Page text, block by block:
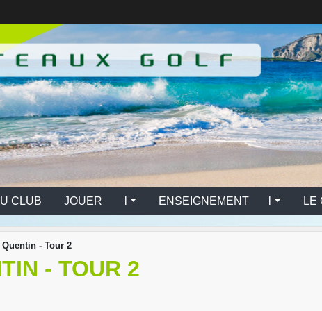
CLUB JOUER l ENSEIGNEMENT l LE
- Tour 2
- TOUR 2